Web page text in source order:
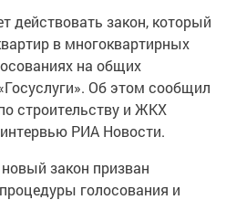
действовать закон, который
в многоквартирных
на общих
Об этом сообщил
строительству и ЖКХ
РИА Новости.
закон призван
голосования и